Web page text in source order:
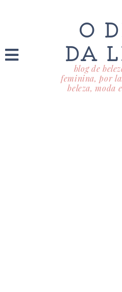
O
DA
blog de
feminina, por
beleza, moda